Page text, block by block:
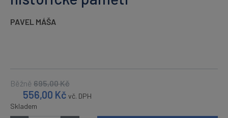
PAVEL MÁŠA
Běžně 695,00Kč
556,00 Kč vč. DPH
Skladem